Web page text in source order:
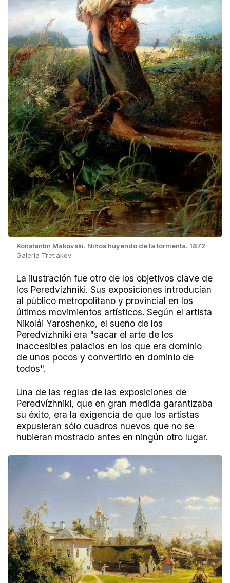
Konstantín Mákovski. Niños huyendo de la tormenta. 1872
Galería Tretiakov
La ilustración fue otro de los objetivos clave de
los Peredvízhniki. Sus exposiciones introducían
al público metropolitano y provincial en los
últimos movimientos artísticos. Según el artista
Nikolái Yaroshenko, el sueño de los
Peredvízhniki era "sacar el arte de los
inaccesibles palacios en los que era dominio
de unos pocos y convertirlo en dominio de
todos".
Una de las reglas de las exposiciones de
Peredvízhniki, que en gran medida garantizaba
su éxito, era la exigencia de que los artistas
expusieran sólo cuadros nuevos que no se
hubieran mostrado antes en ningún otro lugar.